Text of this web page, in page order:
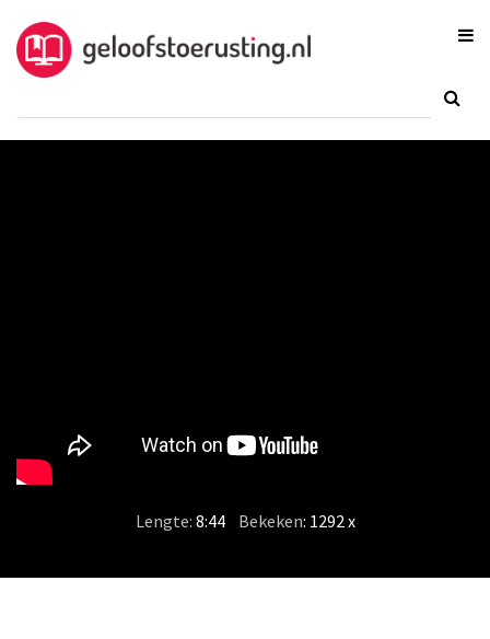
Lengte: 8:44/ Bekeken: 1292 x